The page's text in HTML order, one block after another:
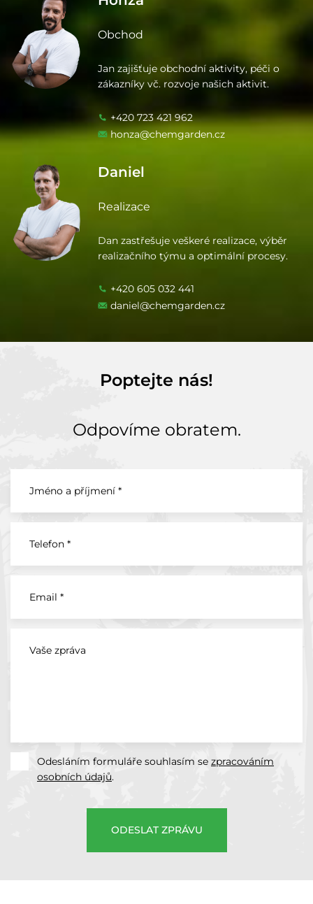
Obchod
Jan zajišťuje obchodní aktivity, péči o
zákazníky vč. rozvoje našich aktivit.
+420 723 421 962
honza@chemgarden.cz
Daniel
Realizace
Dan zastřešuje veškeré realizace, výběr
realizačního týmu a optimální procesy.
+420 605 032 441
daniel@chemgarden.cz
Poptejte nás!
Odpovíme obratem.
Jméno a příjmení *
Telefon *
Email *
Vaše zpráva
Odesláním formuláře souhlasím se zpracováním
osobních údajů.